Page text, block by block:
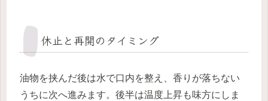
休止と再開のタイミング
油物を挟んだ後は水で口内を整え、香りが落ちない
うちに次へ進みます。後半は温度上昇も味方にしま